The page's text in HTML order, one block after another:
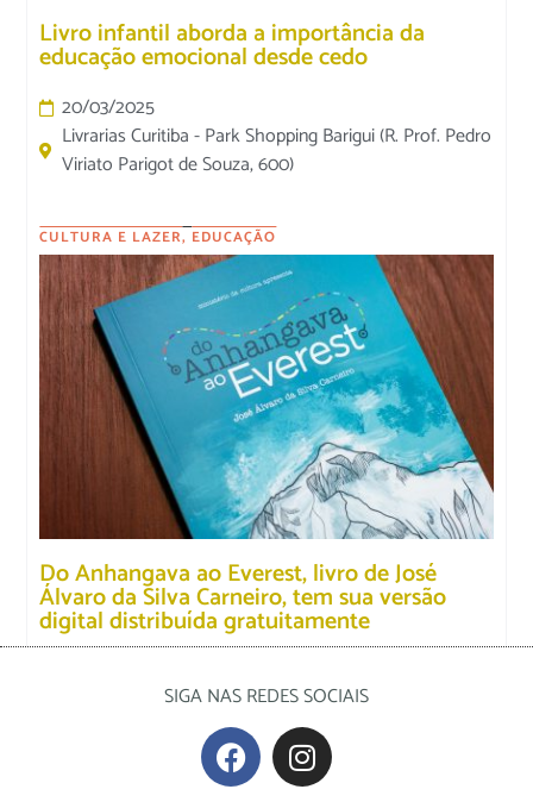
Livro infantil aborda a importância da
educação emocional desde cedo
20/03/2025
Livrarias Curitiba - Park Shopping Barigui (R. Prof. Pedro
Viriato Parigot de Souza, 600)
CULTURA E LAZER, EDUCAÇÃO
Do Anhangava ao Everest, livro de José
Álvaro da Silva Carneiro, tem sua versão
digital distribuída gratuitamente
SIGA NAS REDES SOCIAIS